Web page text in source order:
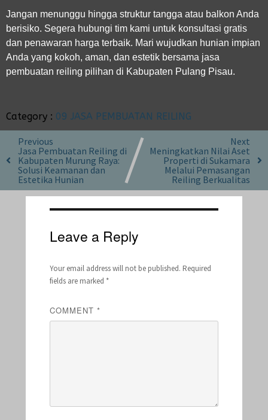
Jangan menunggu hingga struktur tangga atau balkon Anda
berisiko. Segera hubungi tim kami untuk konsultasi gratis
dan penawaran harga terbaik. Mari wujudkan hunian impian
Anda yang kokoh, aman, dan estetik bersama jasa
pembuatan reiling pilihan di Kabupaten Pulang Pisau.
Category : 09 JASA PEMBUATAN REILING
Previous
Jasa Pembuatan Reiling di
Kabupaten Murung Raya:
Solusi Keamanan dan
Estetika Hunian
Next
Meningkatkan Nilai Aset
Properti di Sukamara
Melalui Pemasangan
Reiling Berkualitas
Leave a Reply
Your email address will not be published. Required
fields are marked *
COMMENT *